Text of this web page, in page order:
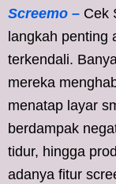
Screemo – Cek
langkah penting
terkendali.
mereka
menatap layar
berdampak
tidur, hingga
adanya fitur